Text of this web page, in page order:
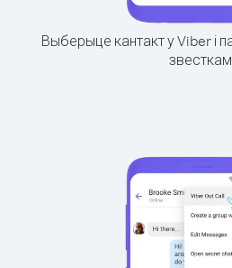
Выберыце кантакт у Viber і